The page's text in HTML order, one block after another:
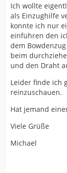
Ich wollte
als Einzughilfe
konnte ich nur
einführen den
dem
beim
und den Draht
Leider finde ich
reinzuschauen.
Hat jemand
Viele Grüße
Michael